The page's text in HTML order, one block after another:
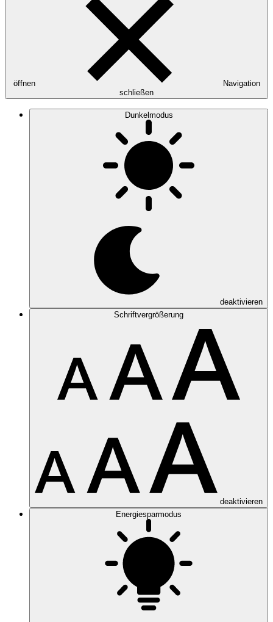
öffnen
Navigation
schließen
Dunkelmodus
deaktivieren
Schriftvergrößerung
deaktivieren
Energiesparmodus